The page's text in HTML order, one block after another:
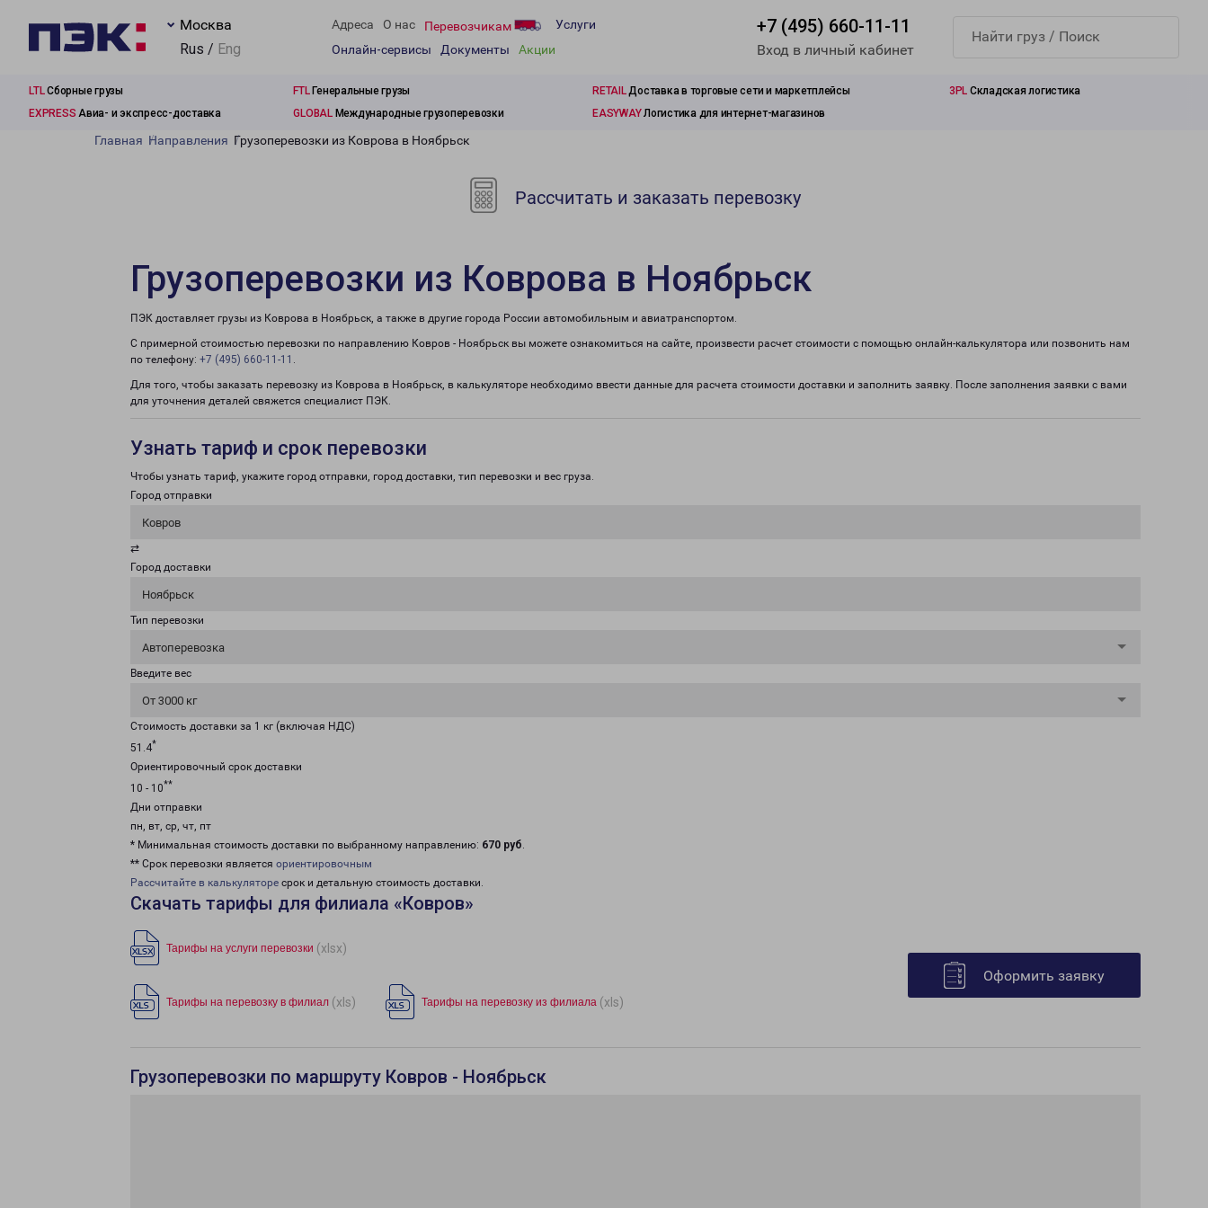
Москва
Rus / Eng
Адреса О нас Перевозчикам
Услуги
Онлайн-сервисы
Документы Акции
+7 (495) 660-11-11
Вход в личный кабинет
LTLСборные грузы FTLГенеральные грузы RETAILДоставка в торговые сети и маркетплейсы 3PL Складская логистика
EXPRESS Авиа- и экспресс-доставка GLOBALМеждународные грузоперевозки EASYWAYЛогистика для интернет-магазинов
Главная Направления Грузоперевозки из Коврова в Ноябрьск
Рассчитать и заказать перевозку
Грузоперевозки из Коврова в Ноябрьск
ПЭК доставляет грузы из Коврова в Ноябрьск, а также в другие города России автомобильным и авиатранспортом.
С примерной стоимостью перевозки по направлению Ковров - Ноябрьск вы можете ознакомиться на сайте, произвести расчет стоимости с помощью онлайн-калькулятора или позвонить нам
по телефону: +7 (495) 660-11-11 .
Для того, чтобы заказать перевозку из Коврова в Ноябрьск, в калькуляторе необходимо ввести данные для расчета стоимости доставки и заполнить заявку. После заполнения заявки с вами
для уточнения деталей свяжется специалист ПЭК.
Узнать тариф и срок перевозки
Чтобы узнать тариф, укажите город отправки, город доставки, тип перевозки и вес груза.
Город отправки
Ковров
⇄
Город доставки
Ноябрьск
Тип перевозки
Автоперевозка
Введите вес
От 3000 кг
Стоимость доставки за 1 кг (включая НДС)
51.4*
Ориентировочный срок доставки
10 - 10**
Дни отправки
пн, вт, ср, чт, пт
* Минимальная стоимость доставки по выбранному направлению: 670 руб.
** Срок перевозки является ориентировочным
Рассчитайте в калькуляторе срок и детальную стоимость доставки.
Скачать тарифы для филиала «Ковров»
Тарифы на услуги перевозки (xlsx)
Тарифы на перевозку в филиал (xls) Тарифы на перевозку из филиала (xls)
Оформить заявку
Грузоперевозки по маршруту Ковров - Ноябрьск